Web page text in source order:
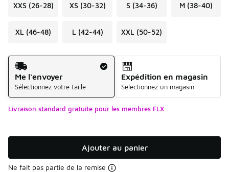
XXS (26-28) XS (30-32) S (34-36) M (38-40)
XL (46-48) L (42-44) XXL (50-52)
Mode d'expédition
Me l'envoyer
Sélectionnez votre taille
Expédition en magasin
Sélectionnez un magasin
Livraison standard gratuite pour les membres FLX
Ajouter au panier
Ne fait pas partie de la remise